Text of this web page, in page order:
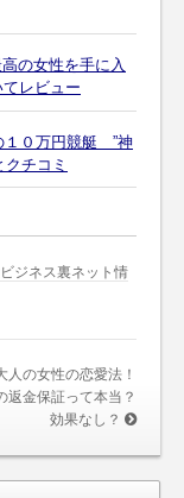
の女性を手に入
レビュー
１０万円競艇 ”神
チコミ
ジネス裏ネット情
人の女性の恋愛法！
返金保証って本当？
効果なし？